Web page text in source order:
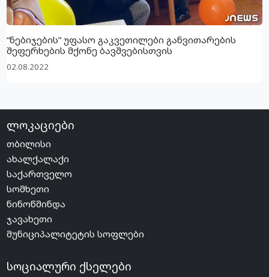
“ნებიჯების” უფასო გაკვეთილები განვითარების
შეფერხების მქონე ბავშვებისთვის
02.08.2022
ლოკაციები
თბილისი
ახალქალაქი
საქართველო
სომხეთი
ნინოწმინდა
ჯავახეთი
მუნიციპალიტეტის სოფლები
სოციალური ქსელები